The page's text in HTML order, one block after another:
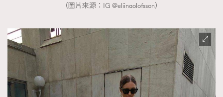
（圖片來源：IG @eliinaolofsson）